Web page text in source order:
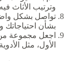
وترتيب الأثاث
تواصل بشكل
بشأن احتياجاتك
اجعل مجموعة
الأول، مثل